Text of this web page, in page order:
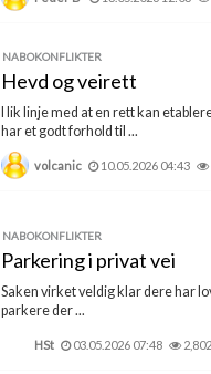
NABOKONFLIKTER
Hevd og veirett
I lik linje med at en rett kan
har et godt forhold til ...
volcanic 10.05.2026 04:43
NABOKONFLIKTER
Parkering i privat vei
Saken virket veldig klar dere har
parkere der ...
HSt 03.05.2026 07:48 2,802